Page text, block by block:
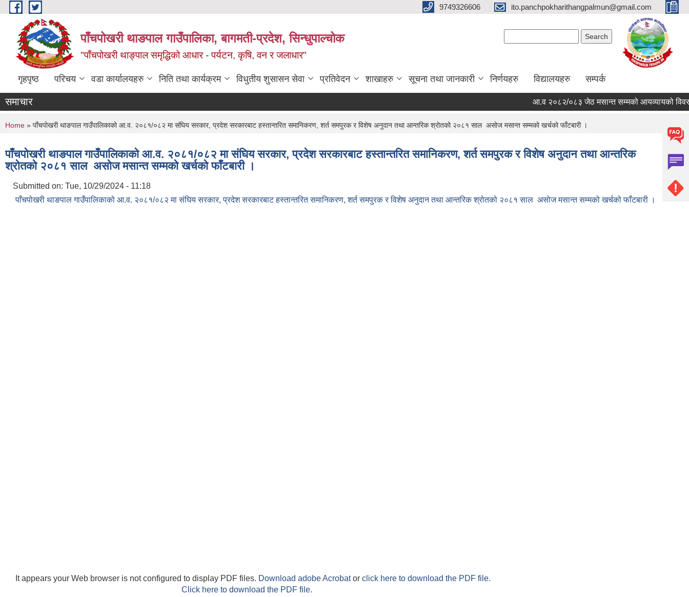
Skip to main content 9749326606 ito.panchpokharithangpalmun@gmail.com
पाँचपोखरी थाङपाल गाउँपालिका, बागमती-प्रदेश, सिन्धुपाल्चोक
"पाँचपोखरी थाङ्पाल समृद्धिको आधार - पर्यटन, कृषि, वन र जलाधार"
गृहपृष्ठ परिचय वडा कार्यालयहरु निति तथा कार्यक्रम विधुतीय शुसासन सेवा प्रतिवेदन शाखाहरु सूचना तथा जानकारी निर्णयहरु विद्यालयहरु सम्पर्क
समाचार आ.व २०८२/०८३ जेठ मसान्त सम्मको आयव्यायको विवरण र
You are here
Home » पाँचपोखरी थाङपाल गाउँपालिकाको आ.व. २०८१/०८२ मा संघिय सरकार, प्रदेश सरकारबाट हस्तान्तरित समानिकरण, शर्त समपुरक र विशेष अनुदान तथा आन्तरिक श्रोतको २०८१ साल असोज मसान्त सम्मको खर्चको फाँटबारी ।
पाँचपोखरी थाङपाल गाउँपालिकाको आ.व. २०८१/०८२ मा संघिय सरकार, प्रदेश सरकारबाट हस्तान्तरित समानिकरण, शर्त समपुरक र विशेष अनुदान तथा आन्तरिक
श्रोतको २०८१ साल असोज मसान्त सम्मको खर्चको फाँटबारी ।
Submitted on: Tue, 10/29/2024 - 11:18
पाँचपोखरी थाङपाल गाउँपालिकाको आ.व. २०८१/०८२ मा संघिय सरकार, प्रदेश सरकारबाट हस्तान्तरित समानिकरण, शर्त समपुरक र विशेष अनुदान तथा आन्तरिक श्रोतको २०८१ साल असोज मसान्त सम्मको खर्चको फाँटबारी ।
It appears your Web browser is not configured to display PDF files. Download adobe Acrobator click here to download the PDF file.
Click here to download the PDF file.